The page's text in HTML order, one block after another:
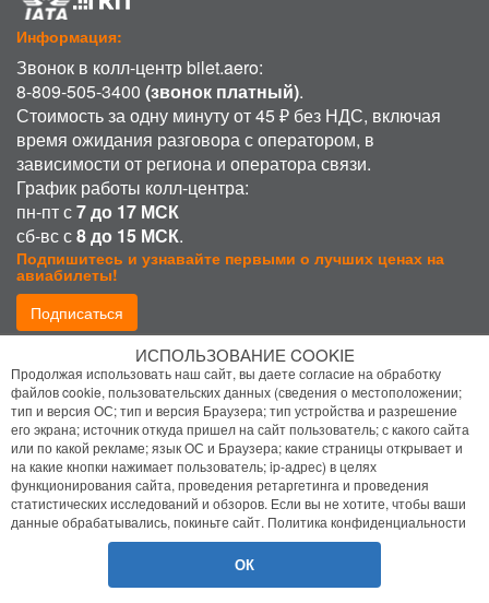
Информация:
Звонок в колл-центр bilet.aero:
8-809-505-3400 (звонок платный).
Стоимость за одну минуту от 45 ₽ без НДС, включая
время ожидания разговора с оператором, в
зависимости от региона и оператора связи.
График работы колл-центра:
пн-пт с7 до 17 МСК
сб-вс с8 до 15 МСК.
Подпишитесь и узнавайте первыми о лучших ценах на
авиабилеты!
Подписаться
Присоединиться:
Политика конфиденциальности
Помощь
- Все права защищены
ИСПОЛЬЗОВАНИЕ COOKIE
Продолжая использовать наш сайт, вы даете согласие на обработку
файлов cookie, пользовательских данных (сведения о местоположении;
тип и версия ОС; тип и версия Браузера; тип устройства и разрешение
его экрана; источник откуда пришел на сайт пользователь; с какого сайта
или по какой рекламе; язык ОС и Браузера; какие страницы открывает и
на какие кнопки нажимает пользователь; ip-адрес) в целях
функционирования сайта, проведения ретаргетинга и проведения
статистических исследований и обзоров. Если вы не хотите, чтобы ваши
данные обрабатывались, покиньте сайт. Политика конфиденциальности
ОК